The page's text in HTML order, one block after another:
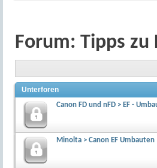
Forum: Tipps
Unterforen
Canon FD und nFD > EF -
Minolta > Canon EF Umbauten